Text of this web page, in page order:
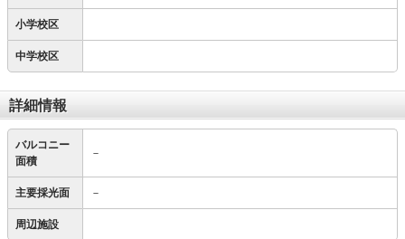
小学校区
中学校区
詳細情報
バルコニー
面積
－
主要採光面 －
周辺施設